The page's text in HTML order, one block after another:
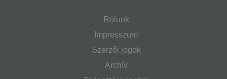
Rólunk
Impresszum
Szerzői jogok
Archív